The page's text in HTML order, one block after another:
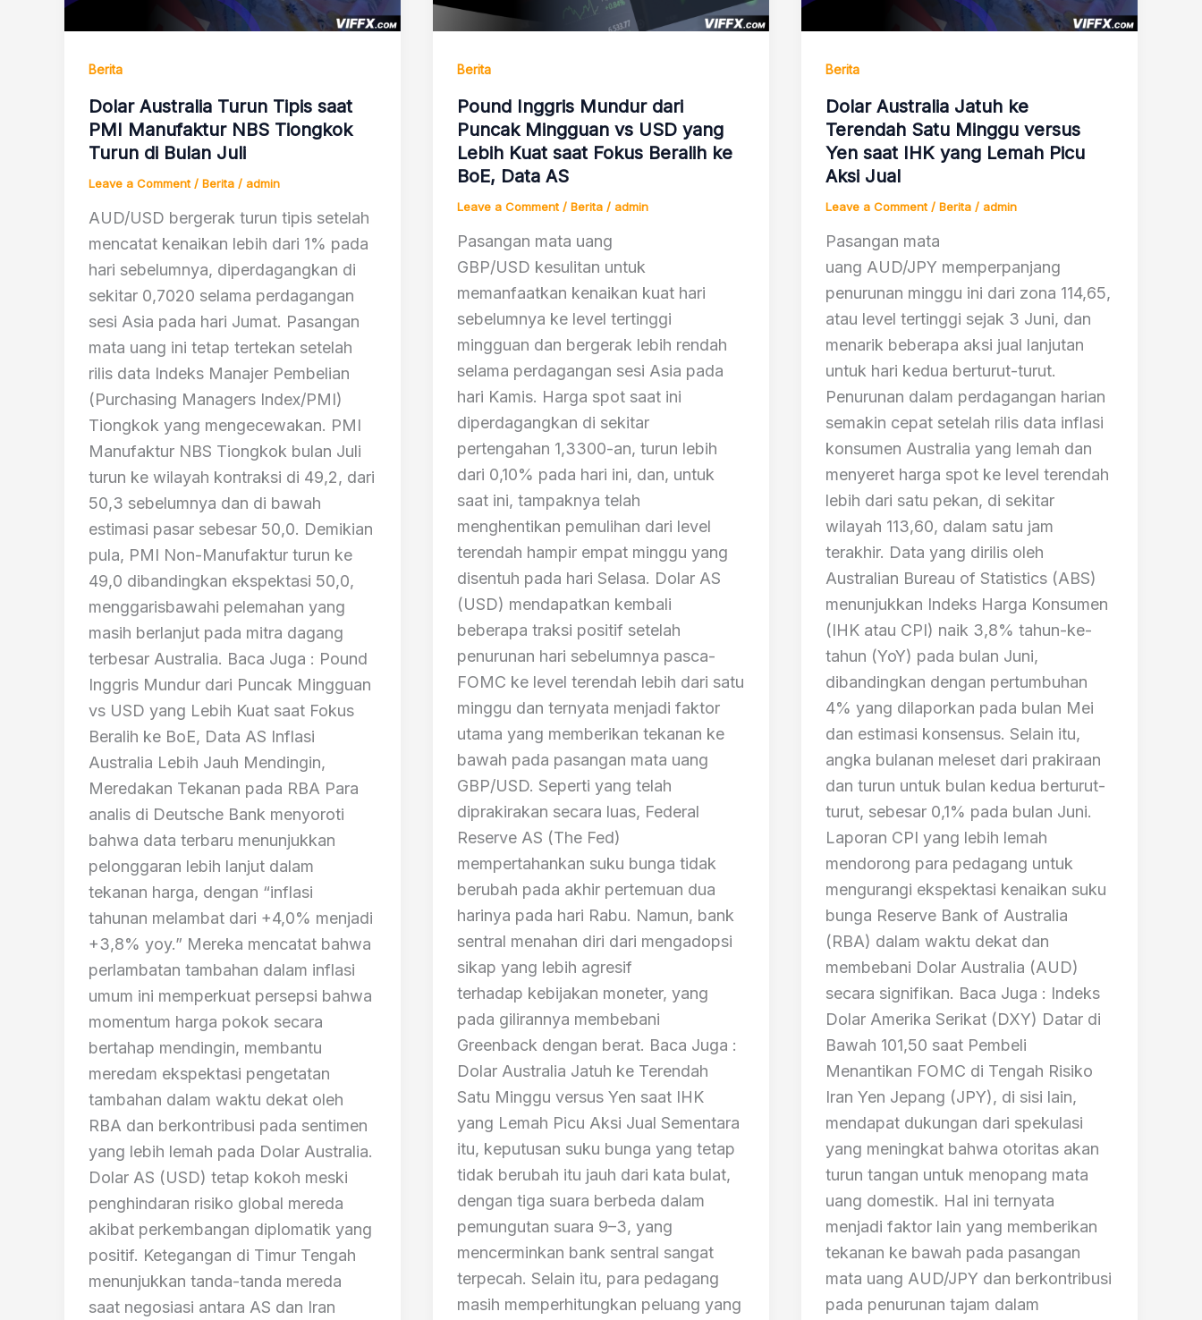
Berita
Dolar Australia Turun Tipis saat
PMI Manufaktur NBS Tiongkok
Turun di Bulan Juli
Leave a Comment / Berita / admin
AUD/USD bergerak turun tipis setelah
mencatat kenaikan lebih dari 1% pada
hari sebelumnya, diperdagangkan di
sekitar 0,7020 selama perdagangan
sesi Asia pada hari Jumat. Pasangan
mata uang ini tetap tertekan setelah
rilis data Indeks Manajer Pembelian
(Purchasing Managers Index/PMI)
Tiongkok yang mengecewakan. PMI
Manufaktur NBS Tiongkok bulan Juli
turun ke wilayah kontraksi di 49,2, dari
50,3 sebelumnya dan di bawah
estimasi pasar sebesar 50,0. Demikian
pula, PMI Non-Manufaktur turun ke
49,0 dibandingkan ekspektasi 50,0,
menggarisbawahi pelemahan yang
masih berlanjut pada mitra dagang
terbesar Australia. Baca Juga : Pound
Inggris Mundur dari Puncak Mingguan
vs USD yang Lebih Kuat saat Fokus
Beralih ke BoE, Data AS Inflasi
Australia Lebih Jauh Mendingin,
Meredakan Tekanan pada RBA Para
analis di Deutsche Bank menyoroti
bahwa data terbaru menunjukkan
pelonggaran lebih lanjut dalam
tekanan harga, dengan “inflasi
tahunan melambat dari +4,0% menjadi
+3,8% yoy.” Mereka mencatat bahwa
perlambatan tambahan dalam inflasi
umum ini memperkuat persepsi bahwa
momentum harga pokok secara
bertahap mendingin, membantu
meredam ekspektasi pengetatan
tambahan dalam waktu dekat oleh
RBA dan berkontribusi pada sentimen
yang lebih lemah pada Dolar Australia.
Dolar AS (USD) tetap kokoh meski
penghindaran risiko global mereda
akibat perkembangan diplomatik yang
positif. Ketegangan di Timur Tengah
menunjukkan tanda-tanda mereda
saat negosiasi antara AS dan Iran
Berita
Pound Inggris Mundur dari
Puncak Mingguan vs USD yang
Lebih Kuat saat Fokus Beralih ke
BoE, Data AS
Leave a Comment / Berita/ admin
Pasangan mata uang
GBP/USD kesulitan untuk
memanfaatkan kenaikan kuat hari
sebelumnya ke level tertinggi
mingguan dan bergerak lebih rendah
selama perdagangan sesi Asia pada
hari Kamis. Harga spot saat ini
diperdagangkan di sekitar
pertengahan 1,3300-an, turun lebih
dari 0,10% pada hari ini, dan, untuk
saat ini, tampaknya telah
menghentikan pemulihan dari level
terendah hampir empat minggu yang
disentuh pada hari Selasa. Dolar AS
(USD) mendapatkan kembali
beberapa traksi positif setelah
penurunan hari sebelumnya pasca-
FOMC ke level terendah lebih dari satu
minggu dan ternyata menjadi faktor
utama yang memberikan tekanan ke
bawah pada pasangan mata uang
GBP/USD. Seperti yang telah
diprakirakan secara luas, Federal
Reserve AS (The Fed)
mempertahankan suku bunga tidak
berubah pada akhir pertemuan dua
harinya pada hari Rabu. Namun, bank
sentral menahan diri dari mengadopsi
sikap yang lebih agresif
terhadap kebijakan moneter, yang
pada gilirannya membebani
Greenback dengan berat. Baca Juga :
Dolar Australia Jatuh ke Terendah
Satu Minggu versus Yen saat IHK
yang Lemah Picu Aksi Jual Sementara
itu, keputusan suku bunga yang tetap
tidak berubah itu jauh dari kata bulat,
dengan tiga suara berbeda dalam
pemungutan suara 9–3, yang
mencerminkan bank sentral sangat
terpecah. Selain itu, para pedagang
masih memperhitungkan peluang yang
Berita
Dolar Australia Jatuh ke
Terendah Satu Minggu versus
Yen saat IHK yang Lemah Picu
Aksi Jual
Leave a Comment / Berita/ admin
Pasangan mata
uang AUD/JPY memperpanjang
penurunan minggu ini dari zona 114,65,
atau level tertinggi sejak 3 Juni, dan
menarik beberapa aksi jual lanjutan
untuk hari kedua berturut-turut.
Penurunan dalam perdagangan harian
semakin cepat setelah rilis data inflasi
konsumen Australia yang lemah dan
menyeret harga spot ke level terendah
lebih dari satu pekan, di sekitar
wilayah 113,60, dalam satu jam
terakhir. Data yang dirilis oleh
Australian Bureau of Statistics (ABS)
menunjukkan Indeks Harga Konsumen
(IHK atau CPI) naik 3,8% tahun-ke-
tahun (YoY) pada bulan Juni,
dibandingkan dengan pertumbuhan
4% yang dilaporkan pada bulan Mei
dan estimasi konsensus. Selain itu,
angka bulanan meleset dari prakiraan
dan turun untuk bulan kedua berturut-
turut, sebesar 0,1% pada bulan Juni.
Laporan CPI yang lebih lemah
mendorong para pedagang untuk
mengurangi ekspektasi kenaikan suku
bunga Reserve Bank of Australia
(RBA) dalam waktu dekat dan
membebani Dolar Australia (AUD)
secara signifikan. Baca Juga : Indeks
Dolar Amerika Serikat (DXY) Datar di
Bawah 101,50 saat Pembeli
Menantikan FOMC di Tengah Risiko
Iran Yen Jepang (JPY), di sisi lain,
mendapat dukungan dari spekulasi
yang meningkat bahwa otoritas akan
turun tangan untuk menopang mata
uang domestik. Hal ini ternyata
menjadi faktor lain yang memberikan
tekanan ke bawah pada pasangan
mata uang AUD/JPY dan berkontribusi
pada penurunan tajam dalam